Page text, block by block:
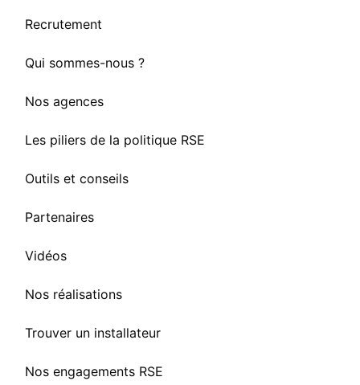
Recrutement
Qui sommes-nous ?
Nos agences
Les piliers de la politique RSE
Outils et conseils
Partenaires
Vidéos
Nos réalisations
Trouver un installateur
Nos engagements RSE